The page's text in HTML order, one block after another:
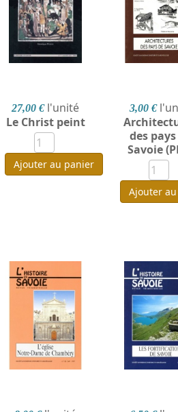
27,00 € l'unité
Le Christ peint
Ajouter au panier
3,00 €
des
Savoie
Ajouter